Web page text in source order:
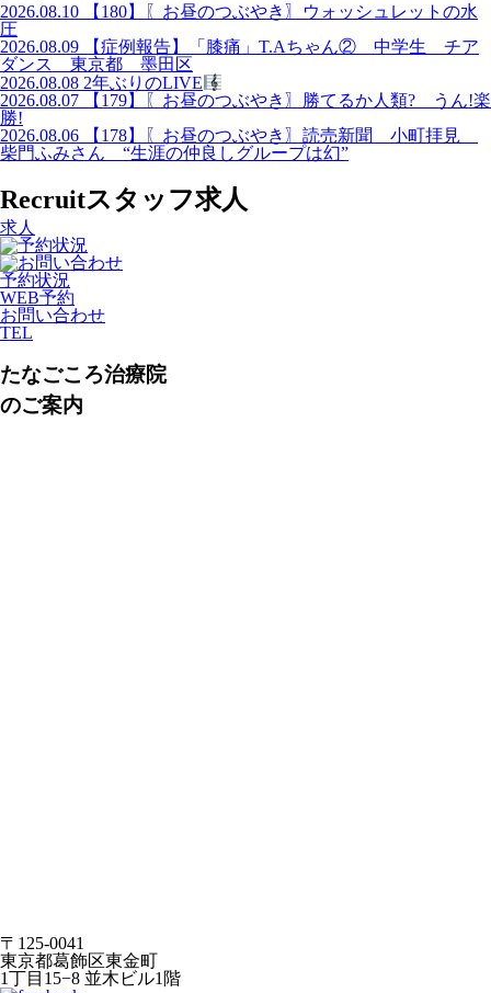
2026.08.10
【180】〖お昼のつぶやき〗ウォッシュレットの水
圧
2026.08.09
【症例報告】「膝痛」T.Aちゃん② 中学生 チア
ダンス 東京都 墨田区
2026.08.08 2年ぶりのLIVE
2026.08.07
【179】〖お昼のつぶやき〗勝てるか人類? うん!楽
勝!
2026.08.06
【178】〖お昼のつぶやき〗読売新聞 小町拝見
柴門ふみさん “生涯の仲良しグループは幻”
Recruitスタッフ求人
求人
予約状況
WEB予約
お問い合わせ
TEL
たなごころ治療院
のご案内
〒125-0041
東京都葛飾区東金町
1丁目15−8 並木ビル1階